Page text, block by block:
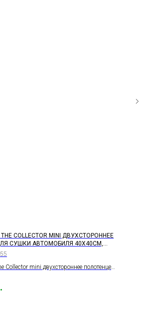
THE COLLECTOR MINI ДВУХСТОРОННЕЕ
СУШКИ АВТОМОБИЛЯ 40Х40СМ,
Collector mini двухстороннее полотенце